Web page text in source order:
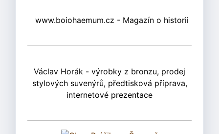
www.boiohaemum.cz - Magazín o historii
Václav Horák - výrobky z bronzu, prodej
stylových suvenýrů, předtisková příprava,
internetové prezentace